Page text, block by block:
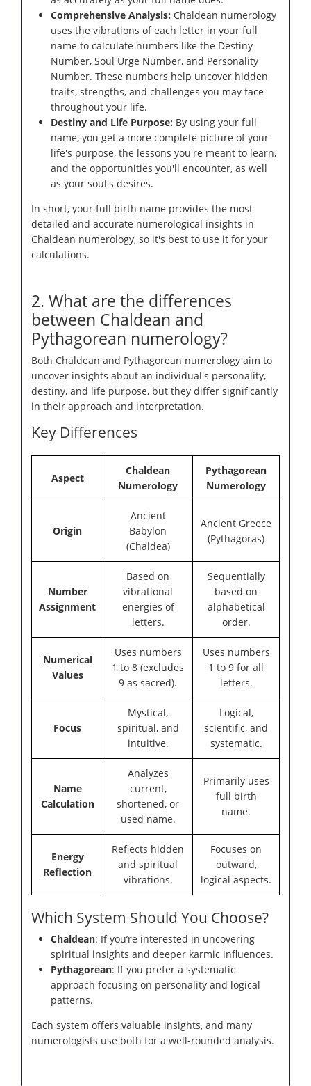
Comprehensive Analysis: Chaldean numerology
uses the vibrations of each letter in your full
name to calculate numbers like the Destiny
Number, Soul Urge Number, and Personality
Number. These numbers help uncover hidden
traits, strengths, and challenges you may face
throughout your life.
Destiny and Life Purpose: By using your full
name, you get a more complete picture of your
life's purpose, the lessons you're meant to learn,
and the opportunities you'll encounter, as well
as your soul's desires.
In short, your full birth name provides the most
detailed and accurate numerological insights in
Chaldean numerology, so it's best to use it for your
calculations.
2. What are the differences
between Chaldean and
Pythagorean numerology?
Both Chaldean and Pythagorean numerology aim to
uncover insights about an individual's personality,
destiny, and life purpose, but they differ significantly
in their approach and interpretation.
Key Differences
Aspect
Chaldean
Numerology
Pythagorean
Numerology
Origin
Ancient
Babylon
(Chaldea)
Ancient Greece
(Pythagoras)
Number
Assignment
Based on
vibrational
energies of
letters.
Sequentially
based on
alphabetical
order.
Numerical
Values
Uses numbers
1 to 8 (excludes
9 as sacred).
Uses numbers
1 to 9 for all
letters.
Focus
Mystical,
spiritual, and
intuitive.
Logical,
scientific, and
systematic.
Name
Calculation
Analyzes
current,
shortened, or
used name.
Primarily uses
full birth
name.
Energy
Reflection
Reflects hidden
and spiritual
vibrations.
Focuses on
outward,
logical aspects.
Which System Should You Choose?
Chaldean: If you’re interested in uncovering
spiritual insights and deeper karmic influences.
Pythagorean: If you prefer a systematic
approach focusing on personality and logical
patterns.
Each system offers valuable insights, and many
numerologists use both for a well-rounded analysis.